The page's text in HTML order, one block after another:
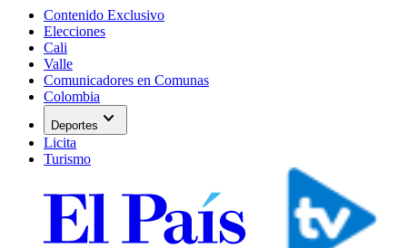
Contenido Exclusivo
Elecciones
Cali
Valle
Comunicadores en Comunas
Colombia
Deportes expand_more
Licita
Turismo